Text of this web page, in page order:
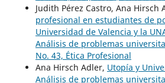
Judith Pérez Castro, Ana Hirsch
profesional en estudiantes de
Universidad de Valencia y la
Análisis de problemas
No. 43, Ética Profesional
Ana Hirsch Adler, Utopía y
Análisis de problemas